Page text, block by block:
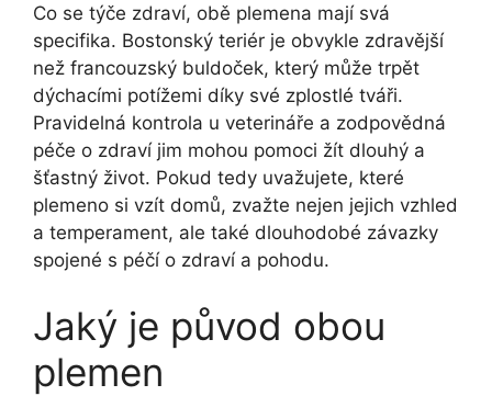
Co se týče zdraví, obě plemena mají ⁣svá
specifika. Bostonský ⁢teriér ⁣je obvykle zdravější
než ‍francouzský buldoček, který může trpět
dýchacími potížemi díky ​své zplostlé ⁣tváři.
‍Pravidelná kontrola u veterináře a zodpovědná
péče o zdraví jim mohou pomoci žít dlouhý⁣ a
šťastný život. Pokud tedy uvažujete, které
plemeno si vzít domů, zvažte nejen jejich vzhled
a temperament, ale také ⁤dlouhodobé závazky
⁢spojené s péčí o zdraví a pohodu.
Jaký je původ obou
plemen